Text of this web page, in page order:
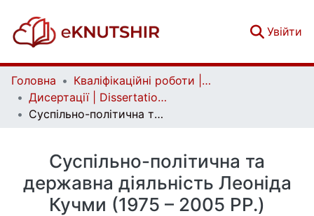
Увійти
Головна
Кваліфікаційні роботи | Qualifying works
Дисертації | Dissertations
Суспільно-політична та державна діяльність Леоніда Кучми (1975 – 2005 РР.)
Суспільно-політична та
державна діяльність Леоніда
Кучми (1975 – 2005 РР.)